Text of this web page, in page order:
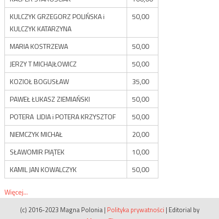
KULCZYK GRZEGORZ POLIŃSKA i
KULCZYK KATARZYNA
50,00
MARIA KOSTRZEWA
50,00
JERZY T MICHAJŁOWICZ
50,00
KOZIOŁ BOGUSŁAW
35,00
PAWEŁ ŁUKASZ ZIEMIAŃSKI
50,00
POTERA LIDIA i POTERA KRZYSZTOF
50,00
NIEMCZYK MICHAŁ
20,00
SŁAWOMIR PIĄTEK
10,00
KAMIL JAN KOWALCZYK
50,00
Więcej...
(c) 2016-2023 Magna Polonia | Polityka prywatności | Editorial by